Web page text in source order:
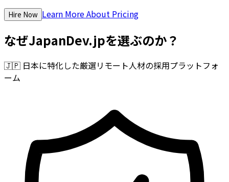
Hire Now Learn More About Pricing
なぜJapanDev.jpを選ぶのか？
🇯🇵 日本に特化した厳選リモート人材の採用プラットフォ
ーム